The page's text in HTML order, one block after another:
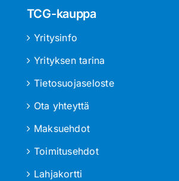
TCG-kauppa
Yritysinfo
Yrityksen tarina
Tietosuojaseloste
Ota yhteyttä
Maksuehdot
Toimitusehdot
Lahjakortti